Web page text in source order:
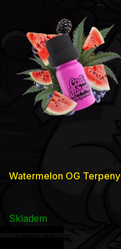
je
Watermelon OG Terpeny
Skladem